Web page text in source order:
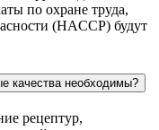
по охране труда,
(HACCP) будут
качества необходимы?
рецептур,